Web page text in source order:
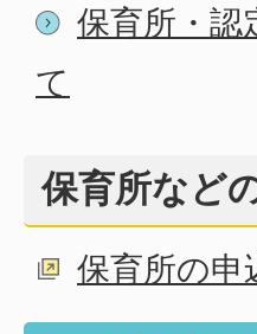
保育所・認
て
保育所など
保育所の申